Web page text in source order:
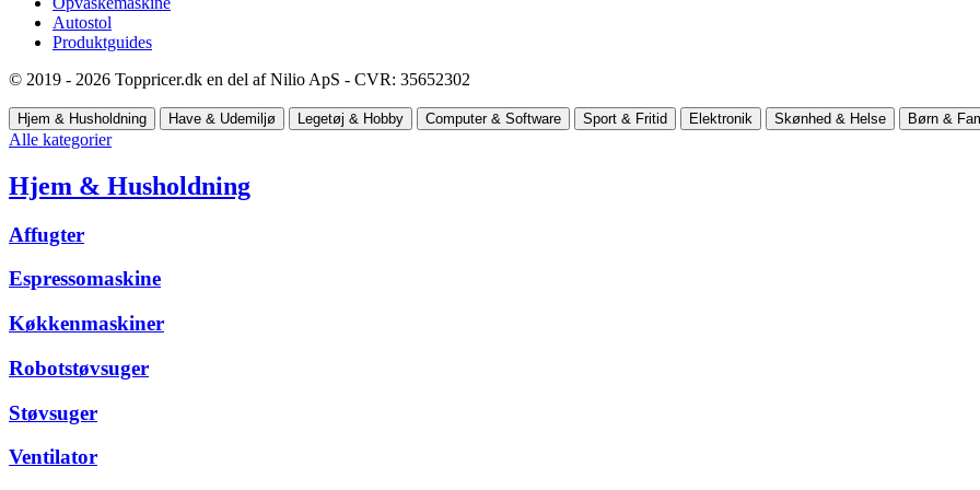
Autostol
Produktguides
© 2019 - 2026 Toppricer.dk en del af Nilio ApS - CVR: 35652302
Hjem & Husholdning Have & Udemiljø Legetøj & Hobby Computer & Software Sport & Fritid Elektronik Skønhed & Helse Børn &
Alle kategorier
Hjem & Husholdning
Affugter
Espressomaskine
Køkkenmaskiner
Robotstøvsuger
Støvsuger
Ventilator